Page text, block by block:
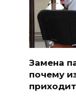
Замена
почему